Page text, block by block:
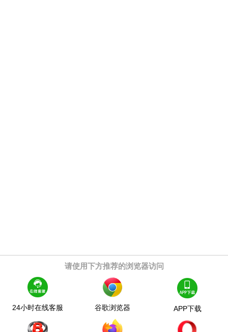
请使用下方推荐的浏览器访问
24小时在线客服 谷歌浏览器 APP下载